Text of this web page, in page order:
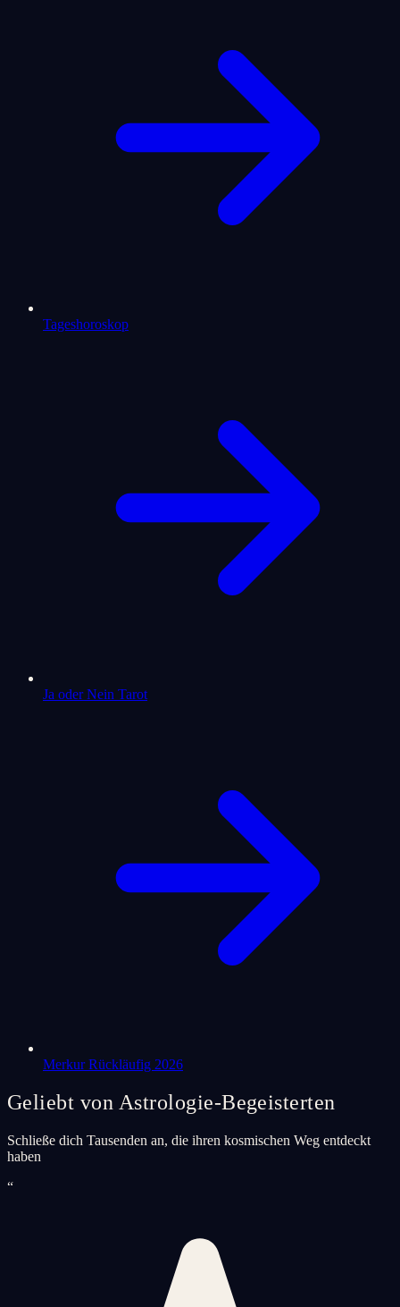
Tageshoroskop
Ja oder Nein Tarot
Merkur Rückläufig 2026
Geliebt von Astrologie-Begeisterten
Schließe dich Tausenden an, die ihren kosmischen Weg entdeckt
haben
“